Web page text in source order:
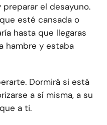
el desayuno.
esté cansada o
hasta que llegaras
hambre y estaba
Dormirá si está
a sí misma, a su
a ti.